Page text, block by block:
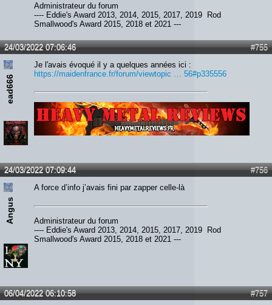
Administrateur du forum
---- Eddie's Award 2013, 2014, 2015, 2017, 2019 Rod
Smallwood's Award 2015, 2018 et 2021 ---
#755
24/03/2022 07:06:46
ead666
Je l'avais évoqué il y a quelques années ici :
https://maidenfrance.fr/forum/viewtopic … 56#p335556
#756
24/03/2022 07:09:44
Angus
A force d’info j’avais fini par zapper celle-là
Administrateur du forum
---- Eddie's Award 2013, 2014, 2015, 2017, 2019 Rod
Smallwood's Award 2015, 2018 et 2021 ---
#757
06/04/2022 06:10:58